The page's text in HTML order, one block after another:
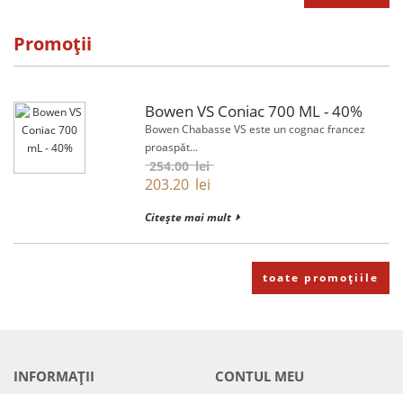
Promoții
Bowen VS Coniac 700 ML - 40%
Bowen Chabasse VS este un cognac francez
proaspăt...
254.00lei
203.20 lei
Citește mai mult
toate promoțiile
INFORMAȚII CONTUL MEU